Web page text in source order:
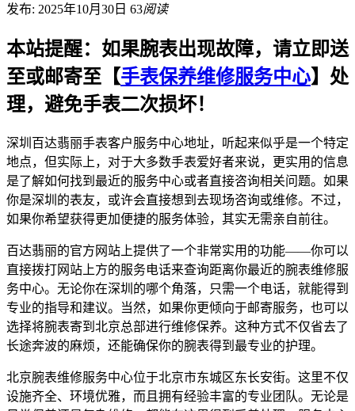
发布: 2025年10月30日 63阅读
本站提醒：如果腕表出现故障，请立即送
至或邮寄至【手表保养维修服务中心】处
理，避免手表二次损坏！
深圳百达翡丽手表客户服务中心地址，听起来似乎是一个特定
地点，但实际上，对于大多数手表爱好者来说，更实用的信息
是了解如何找到最近的服务中心或者直接咨询相关问题。如果
你是深圳的表友，或许会直接想到去现场咨询或维修。不过，
如果你希望获得更加便捷的服务体验，其实无需亲自前往。
百达翡丽的官方网站上提供了一个非常实用的功能——你可以
直接拨打网站上方的服务电话来查询距离你最近的腕表维修服
务中心。无论你在深圳的哪个角落，只需一个电话，就能得到
专业的指导和建议。当然，如果你更倾向于邮寄服务，也可以
选择将腕表寄到北京总部进行维修保养。这种方式不仅省去了
长途奔波的麻烦，还能确保你的腕表得到最专业的护理。
北京腕表维修服务中心位于北京市东城区东长安街。这里不仅
设施齐全、环境优雅，而且拥有经验丰富的专业团队。无论是